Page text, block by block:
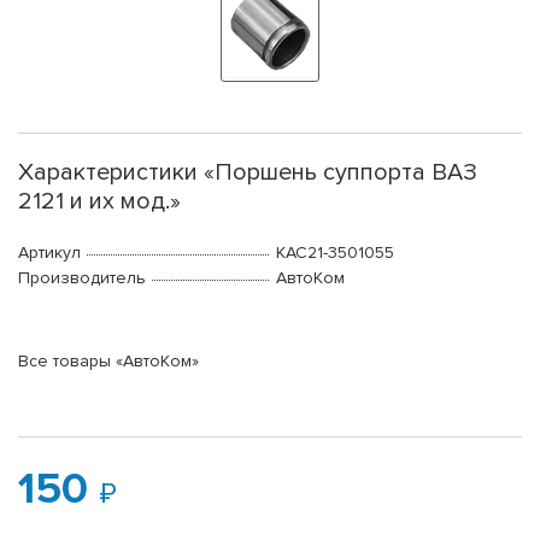
Характеристики «Поршень суппорта ВАЗ
2121 и их мод.»
Артикул
КАС21-3501055
Производитель
АвтоКом
Все товары «АвтоКом»
150